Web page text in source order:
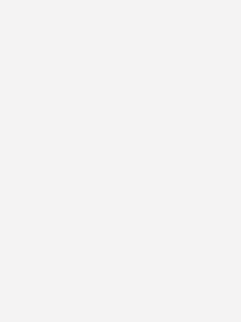
[GK] Mémoire cash -
[GK] Nvidia : le prix des
[GK] Suikoden Star Leap
[Mo5] La mini borne
[GK] Le studio de FIFA
[GK] La PlayStation 1 en
[GK] Dawn of War 4 : les
[GK] CloverPit : l'héritier
[GK] Stellar Blade : Blood
[GK] Palworld Online est
[GK] Wuchang 2 : le
[GK] Test : Big Walk est
[GK] Starsand Island : la